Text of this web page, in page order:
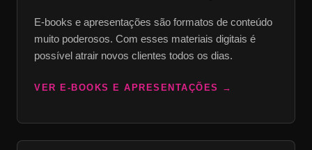
E-books e apresentações são formatos de conteúdo
muito poderosos. Com esses materiais digitais é
possível atrair novos clientes todos os dias.
VER E-BOOKS E APRESENTAÇÕES